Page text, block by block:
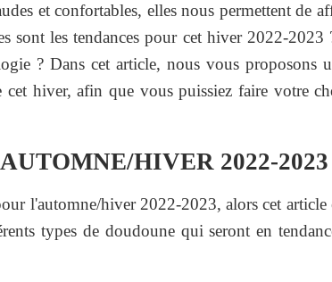
et confortables, elles nous permettent de
sont les tendances pour cet hiver 2022-2023
? Dans cet article, nous vous proposons
cet hiver, afin que vous puissiez faire votre
HIVER 2022-2023
l'automne/hiver 2022-2023, alors cet article
types de doudoune qui seront en